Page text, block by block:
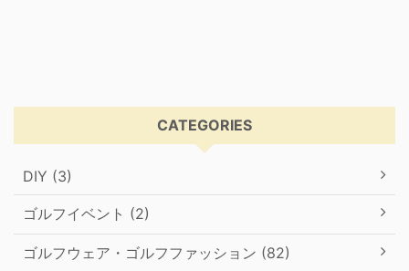
CATEGORIES
DIY (3)
ゴルフイベント (2)
ゴルフウェア・ゴルフファッション (82)